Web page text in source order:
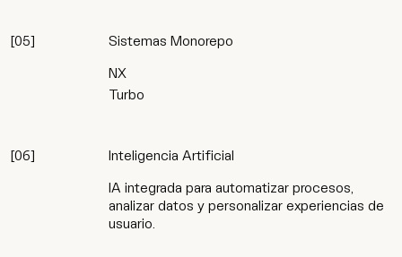
[05] Sistemas Monorepo
NX
Turbo
[06] Inteligencia Artificial
IA integrada para automatizar procesos,
analizar datos y personalizar experiencias de
usuario.